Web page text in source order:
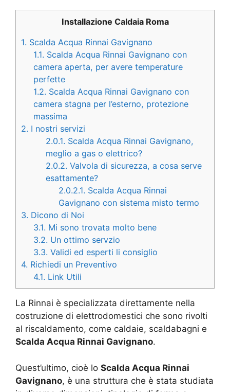
Installazione Caldaia Roma
1. Scalda Acqua Rinnai Gavignano
1.1. Scalda Acqua Rinnai Gavignano con
camera aperta, per avere temperature
perfette
1.2. Scalda Acqua Rinnai Gavignano con
camera stagna per l’esterno, protezione
massima
2. I nostri servizi
2.0.1. Scalda Acqua Rinnai Gavignano,
meglio a gas o elettrico?
2.0.2. Valvola di sicurezza, a cosa serve
esattamente?
2.0.2.1. Scalda Acqua Rinnai
Gavignano con sistema misto termo
3. Dicono di Noi
3.1. Mi sono trovata molto bene
3.2. Un ottimo servzio
3.3. Validi ed esperti li consiglio
4. Richiedi un Preventivo
4.1. Link Utili
La Rinnai è specializzata direttamente nella
costruzione di elettrodomestici che sono rivolti
al riscaldamento, come caldaie, scaldabagni e
Scalda Acqua Rinnai Gavignano.
Quest’ultimo, cioè lo Scalda Acqua Rinnai
Gavignano, è una struttura che è stata studiata